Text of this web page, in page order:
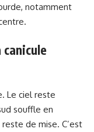
notamment
canicule
Le ciel reste
souffle en
de mise. C’est